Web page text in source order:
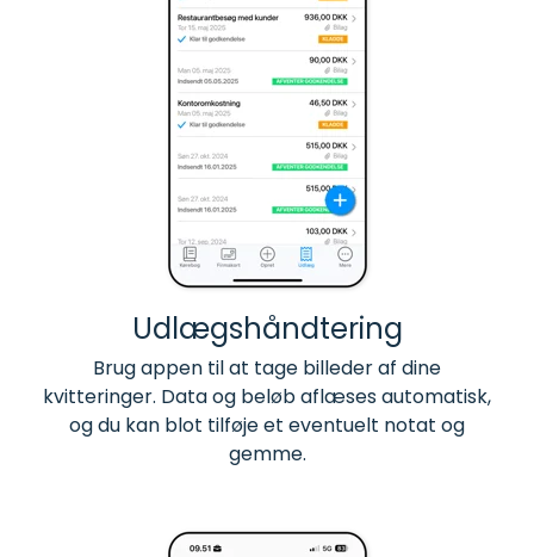
Udlægshåndtering
Brug appen til at tage billeder af dine
kvitteringer. Data og beløb aflæses automatisk,
og du kan blot tilføje et eventuelt notat og
gemme.